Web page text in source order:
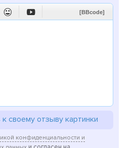
  [BBcode]
своему отзыву картинки
конфиденциальности и